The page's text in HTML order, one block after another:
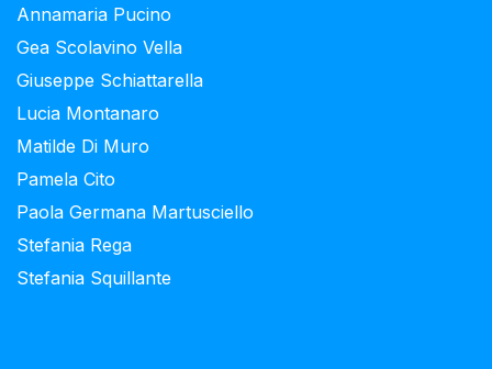
Annamaria Pucino
Gea Scolavino Vella
Giuseppe Schiattarella
Lucia Montanaro
Matilde Di Muro
Pamela Cito
Paola Germana Martusciello
Stefania Rega
Stefania Squillante